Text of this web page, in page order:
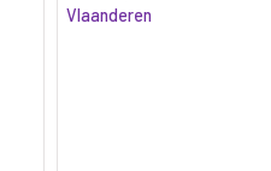
Vlaanderen